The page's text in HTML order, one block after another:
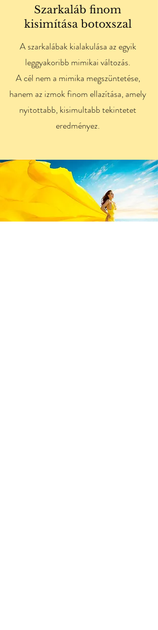
Szarkaláb finom
kisimítása botoxszal
A szarkalábak kialakulása az egyik
leggyakoribb mimikai változás.
A cél nem a mimika megszüntetése,
hanem az izmok finom ellazítása, amely
nyitottabb, kisimultabb tekintetet
eredményez.